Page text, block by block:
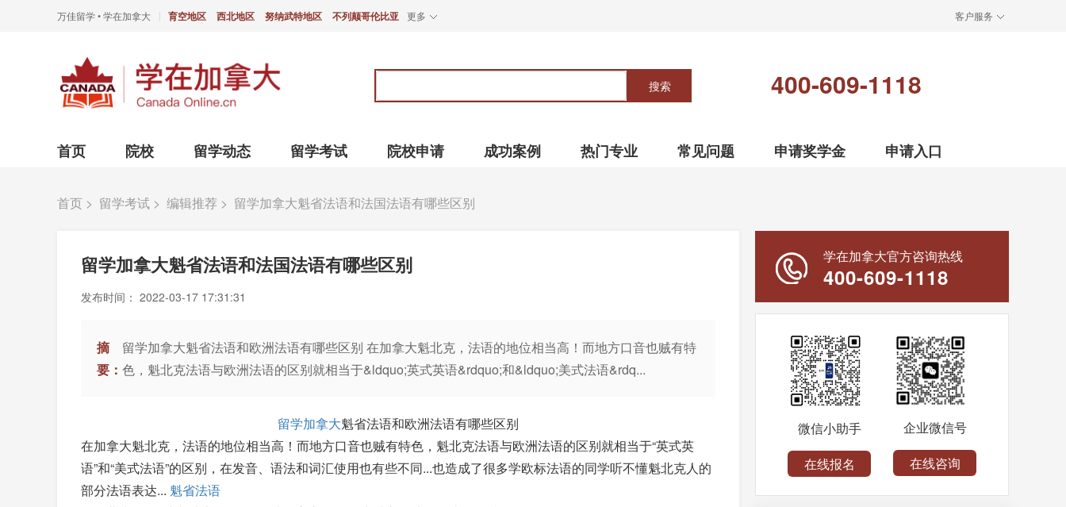
万佳留学 • 学在加拿大 育空地区 西北地区 努纳武特地区 不列颠哥伦比亚 更多 客户服务
关
搜索 400-609-1118
首页 院校 留学动态 留学考试 院校申请 成功案例 热门专业 常见问题 申请奖学金 申请入口
首页 > 留学考试 > 编辑推荐 > 留学加拿大魁省法语和法国法语有哪些区别
留学加拿大魁省法语和法国法语有哪些区别
发布时间： 2022-03-17 17:31:31
摘
要：
留学加拿大魁省法语和欧洲法语有哪些区别 在加拿大魁北克，法语的地位相当高！而地方口音也贼有特
色，魁北克法语与欧洲法语的区别就相当于&ldquo;英式英语&rdquo;和&ldquo;美式法语&rdq...
留学加拿大魁省法语和欧洲法语有哪些区别
在加拿大魁北克，法语的地位相当高！而地方口音也贼有特色，魁北克法语与欧洲法语的区别就相当于“英式英
语”和“美式法语”的区别，在发音、语法和词汇使用也有些不同...也造成了很多学欧标法语的同学听不懂魁北克人的
部分法语表达... 魁省法语
学在加拿大官方咨询热线
400-609-1118
微信小助手
在线报名
企业微信号
在线咨询